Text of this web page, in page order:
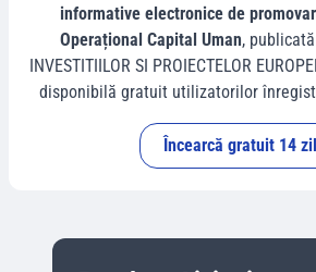
informative electronice de
Operațional Capital Uman,
INVESTITIILOR SI PROIECTELOR
disponibilă gratuit utilizatorilor
Încearcă gratuit 14